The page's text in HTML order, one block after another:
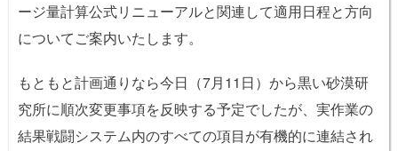
ージ量計算公式リニューアルと関連して適用日程と方向
についてご案内いたします。
もともと計画通りなら今日（7月11日）から黒い砂漠研
究所に順次変更事項を反映する予定でしたが、実作業の
結果戦闘システム内のすべての項目が有機的に連結され